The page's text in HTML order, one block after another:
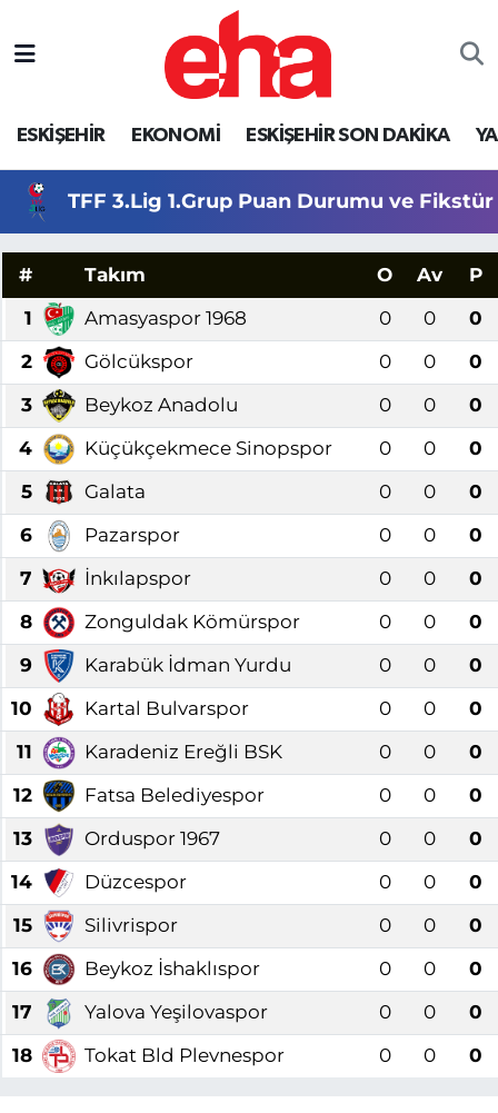
ESKİŞEHİR EKONOMİ ESKİŞEHİR SON DAKİKA
TFF 3.Lig 1.Grup Puan Durumu ve Fikstür
# Takım O Av
P
1
Amasyaspor 1968 0 0
0
2
Gölcükspor 0 0
0
3
Beykoz Anadolu 0 0
0
4
Küçükçekmece Sinopspor 0 0
0
5
Galata 0 0
0
6
Pazarspor 0 0
0
7
İnkılapspor 0 0
0
8
Zonguldak Kömürspor 0 0
0
9
Karabük İdman Yurdu 0 0
0
10
Kartal Bulvarspor 0 0
0
11
Karadeniz Ereğli BSK 0 0
0
12
Fatsa Belediyespor 0 0
0
13
Orduspor 1967 0 0
0
14
Düzcespor 0 0
0
15
Silivrispor 0 0
0
16
Beykoz İshaklıspor 0 0
0
17
Yalova Yeşilovaspor 0 0
0
18
Tokat Bld Plevnespor 0 0 0